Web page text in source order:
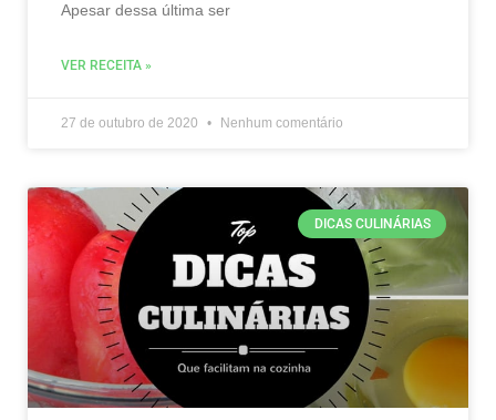
Apesar dessa última ser
VER RECEITA »
27 de outubro de 2020 Nenhum comentário
DICAS CULINÁRIAS